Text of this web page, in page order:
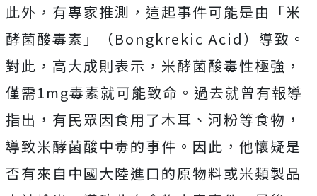
此外，有專家推測，這起事件可能是由「米
酵菌酸毒素」（Bongkrekic Acid）導致。
對此，高大成則表示，米酵菌酸毒性極強，
僅需1mg毒素就可能致命。過去就曾有報導
指出，有民眾因食用了木耳、河粉等食物，
導致米酵菌酸中毒的事件。因此，他懷疑是
否有來自中國大陸進口的原物料或米類製品